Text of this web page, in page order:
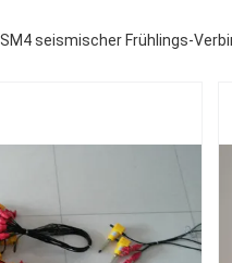
SM4 seismischer Frühlings-